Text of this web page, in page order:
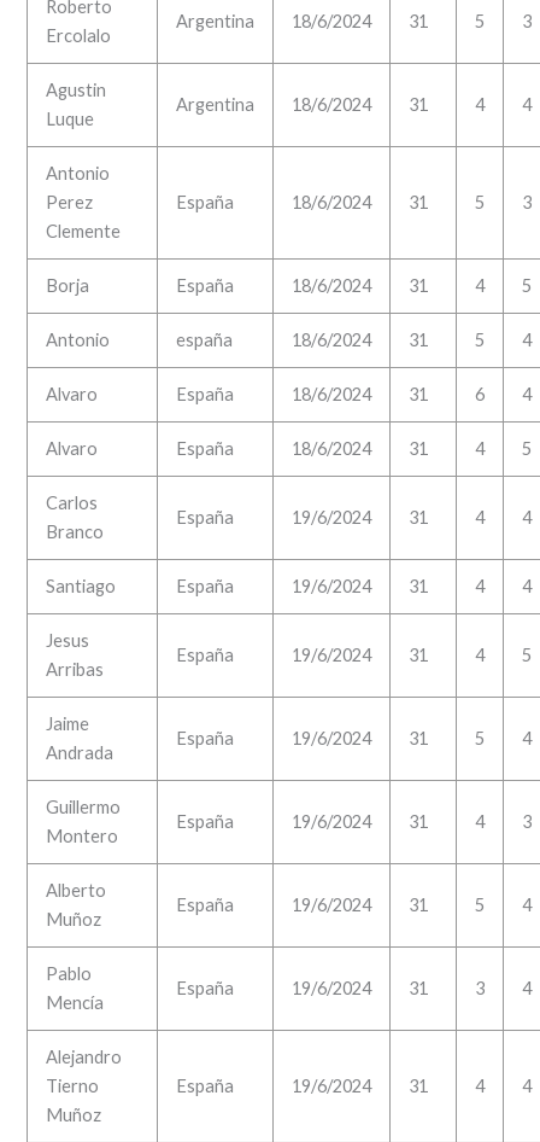
Roberto
Ercolalo
Argentina 18/6/2024 31 5 3
Agustin
Luque
Argentina 18/6/2024 31 4 4
Antonio
Perez
Clemente
España 18/6/2024 31 5 3
Borja España 18/6/2024 31 4 5
Antonio españa 18/6/2024 31 5 4
Alvaro España 18/6/2024 31 6 4
Alvaro España 18/6/2024 31 4 5
Carlos
Branco
España 19/6/2024 31 4 4
Santiago España 19/6/2024 31 4 4
Jesus
Arribas
España 19/6/2024 31 4 5
Jaime
Andrada
España 19/6/2024 31 5 4
Guillermo
Montero
España 19/6/2024 31 4 3
Alberto
Muñoz
España 19/6/2024 31 5 4
Pablo
Mencía
España 19/6/2024 31 3 4
Alejandro
Tierno
Muñoz
España 19/6/2024 31 4 4